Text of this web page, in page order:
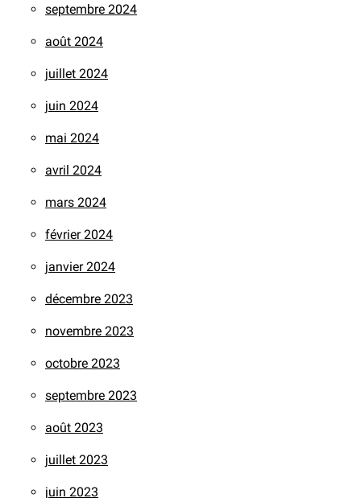
septembre 2024
août 2024
juillet 2024
juin 2024
mai 2024
avril 2024
mars 2024
février 2024
janvier 2024
décembre 2023
novembre 2023
octobre 2023
septembre 2023
août 2023
juillet 2023
juin 2023